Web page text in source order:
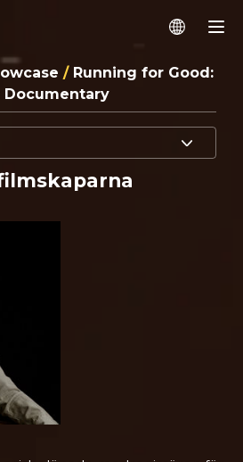
/ Running for Good:
Documentary